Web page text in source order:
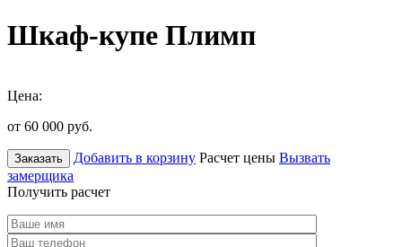
Шкаф-купе Плимп
Цена:
от 60 000 руб.
Заказать Добавить в корзину Расчет цены Вызвать
замерщика
Получить расчет